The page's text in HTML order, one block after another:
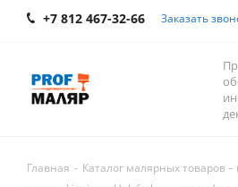
+7 812 467-32-66 Заказать
Главная - Каталог малярных товаров